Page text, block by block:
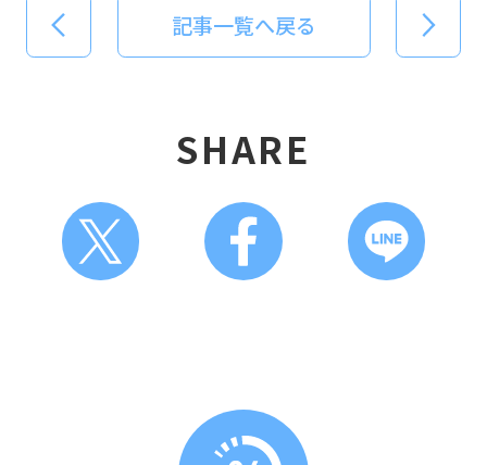
記事一覧へ戻る
SHARE